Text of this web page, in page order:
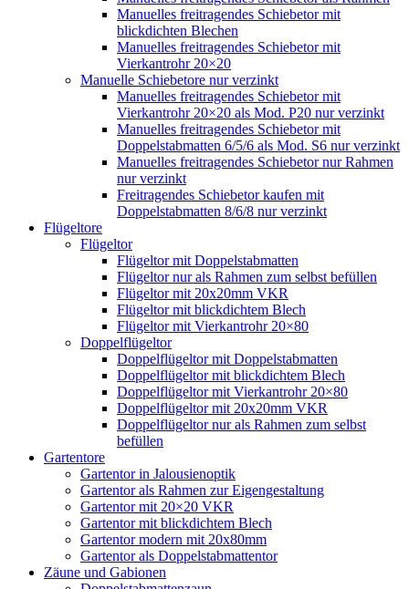
Manuelles freitragendes Schiebetor mit
blickdichten Blechen
Manuelles freitragendes Schiebetor mit
Vierkantrohr 20×20
Manuelle Schiebetore nur verzinkt
Manuelles freitragendes Schiebetor mit
Vierkantrohr 20×20 als Mod. P20 nur verzinkt
Manuelles freitragendes Schiebetor mit
Doppelstabmatten 6/5/6 als Mod. S6 nur verzinkt
Manuelles freitragendes Schiebetor nur Rahmen
nur verzinkt
Freitragendes Schiebetor kaufen mit
Doppelstabmatten 8/6/8 nur verzinkt
Flügeltore
Flügeltor
Flügeltor mit Doppelstabmatten
Flügeltor nur als Rahmen zum selbst befüllen
Flügeltor mit 20x20mm VKR
Flügeltor mit blickdichtem Blech
Flügeltor mit Vierkantrohr 20×80
Doppelflügeltor
Doppelflügeltor mit Doppelstabmatten
Doppelflügeltor mit blickdichtem Blech
Doppelflügeltor mit Vierkantrohr 20×80
Doppelflügeltor mit 20x20mm VKR
Doppelflügeltor nur als Rahmen zum selbst
befüllen
Gartentore
Gartentor in Jalousienoptik
Gartentor als Rahmen zur Eigengestaltung
Gartentor mit 20×20 VKR
Gartentor mit blickdichtem Blech
Gartentor modern mit 20x80mm
Gartentor als Doppelstabmattentor
Zäune und Gabionen